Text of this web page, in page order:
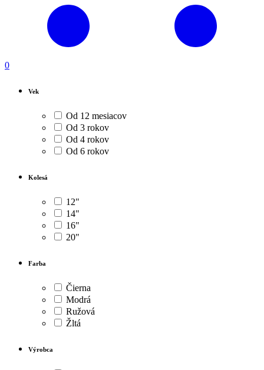
0
Vek
Od 12 mesiacov
Od 3 rokov
Od 4 rokov
Od 6 rokov
Kolesá
12"
14"
16"
20"
Farba
Čierna
Modrá
Ružová
Žltá
Výrobca